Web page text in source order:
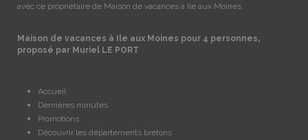
avec ce propriétaire de Maison de vacances à Ile aux Moines.
Maison de vacances à Ile aux Moines pour 4 personnes,
proposé par Muriel LE PORT
Accueil
Dernières minutes
Promotions
Découvrir les départements bretons